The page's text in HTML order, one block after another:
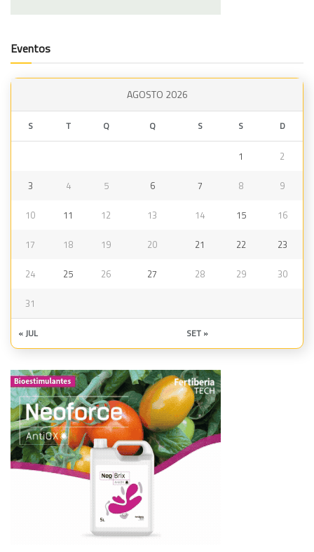
Eventos
AGOSTO 2026
S T Q Q S S D
1 2
3 4 5 6 7 8 9
10 11 12 13 14 15 16
17 18 19 20 21 22 23
24 25 26 27 28 29 30
31
« JUL SET »